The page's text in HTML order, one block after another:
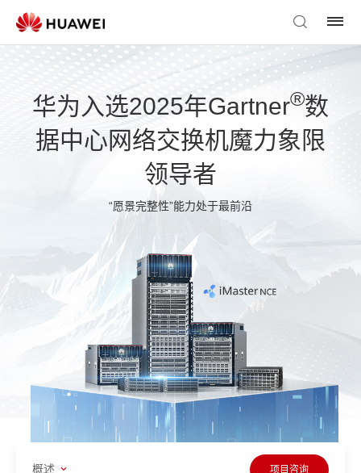
华为入选2025年Gartner®数
据中心网络交换机魔力象限
领导者
“愿景完整性”能力处于最前沿
概述 项目咨询